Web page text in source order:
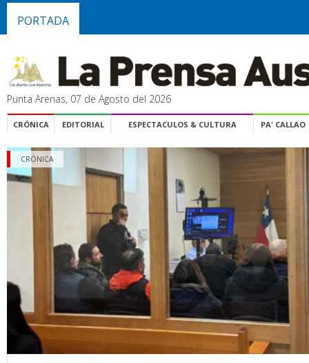
PORTADA
Punta Arenas, 07 de Agosto del 2026
CRÓNICA EDITORIAL ESPECTACULOS & CULTURA PA' CALLAO
CRÓNICA